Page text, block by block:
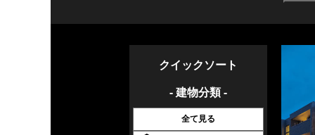
クイックソート
- 建物分類 -
全て見る